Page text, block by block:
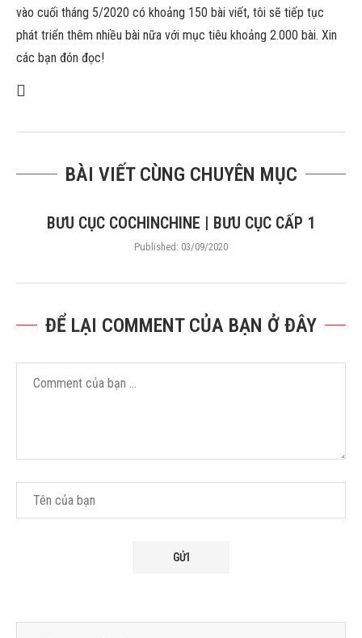
vào cuối tháng 5/2020 có khoảng 150 bài viết, tôi sẽ tiếp tục
phát triển thêm nhiều bài nữa với mục tiêu khoảng 2.000 bài. Xin
các bạn đón đọc!
BÀI VIẾT CÙNG CHUYÊN MỤC
BƯU CỤC COCHINCHINE | BƯU CỤC CẤP 1
Published: 03/09/2020
ĐỂ LẠI COMMENT CỦA BẠN Ở ĐÂY